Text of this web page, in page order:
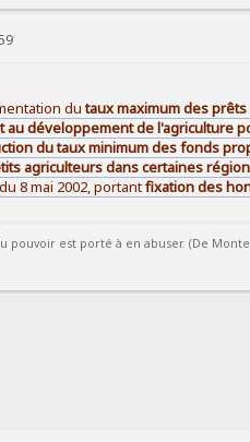
dutaux maximum des
au développement de l'agriculture
du taux minimum des fonds
agriculteurs dans certaines
8 mai 2002, portantfixation des
est porté à en abuser. (De